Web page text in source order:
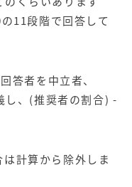
11段階で回答して
答者を中立者、
し、(推奨者の割合) -
計算から除外しま